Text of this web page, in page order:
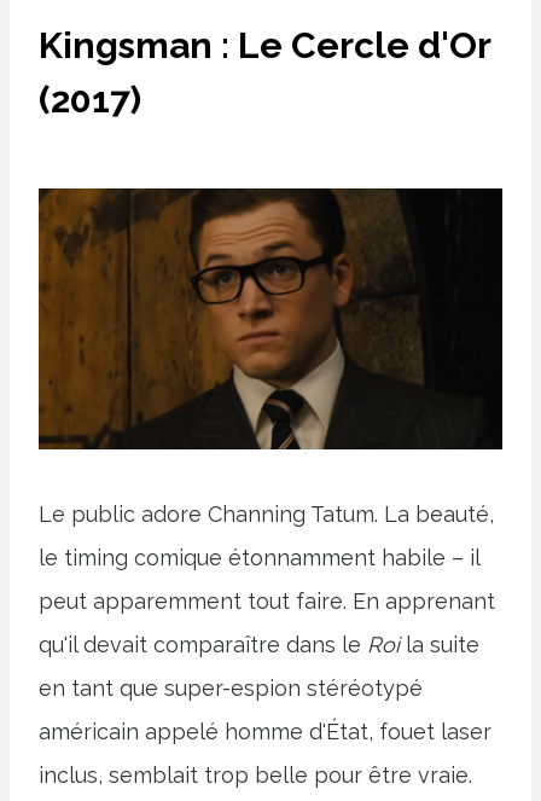
Kingsman : Le Cercle d'Or
(2017)
Le public adore Channing Tatum. La beauté,
le timing comique étonnamment habile – il
peut apparemment tout faire. En apprenant
qu'il devait comparaître dans le Roila suite
en tant que super-espion stéréotypé
américain appelé homme d'État, fouet laser
inclus, semblait trop belle pour être vraie.